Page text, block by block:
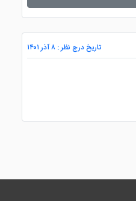
تاریخ درج نظر : ۸ آذر ۱۴۰۱